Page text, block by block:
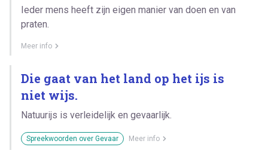
Ieder mens heeft zijn eigen manier van doen en van
praten.
Meer info
Die gaat van het land op het ijs is
niet wijs.
Natuurijs is verleidelijk en gevaarlijk.
Spreekwoorden over Gevaar Meer info